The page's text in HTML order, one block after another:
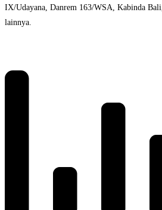
IX/Udayana, Danrem 163/WSA, Kabinda
lainnya.